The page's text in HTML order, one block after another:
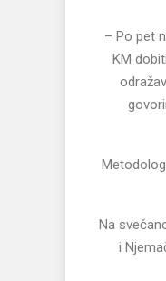
– Po pet
KM
Na
i